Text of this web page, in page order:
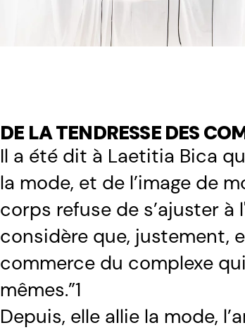
DE LA TENDRESSE DES
Il a été dit à Laetitia Bica
la mode, et de l’image de
corps refuse de s’ajuster
considère que, justement,
commerce du complexe
mêmes.”1
Depuis, elle allie la mode,